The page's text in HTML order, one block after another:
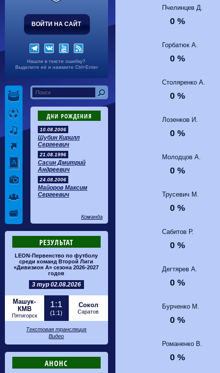
ВОЙТИ НА САЙТ
Нашли в тексте ошибку?
Выделите её и нажмите Ctrl+Enter
ДНИ РОЖДЕНИЯ
10.08.2006
Шубин Кирилл
Сергеевич
21.08.1996
Сасин Дмитрий
Андреевич
24.08.2006
Майоров Максим
Сергеевич
Команда
РЕЗУЛЬТАТ
LEON-Первенство по футболу
среди команд Второй Лиги
«Дивизион А» сезона 2026-2027
годов
3 тур 02.08.2026
Машук-
КМВ
Пятигорск
1:1
(1:1)
Сокол
Саратов
Текстовая трансляция
Видео
АНОНС
Пчелинцев Д.
0 %
Горбатюк А.
0 %
Столяренко А.
0 %
Лозенков И.
0 %
Молодцов А.
0 %
Трусевич М.
0 %
Сабитов Р.
0 %
Дегтярев А.
0 %
Бурченко М.
0 %
Романенко В.
0 %
0-1 Сибирь